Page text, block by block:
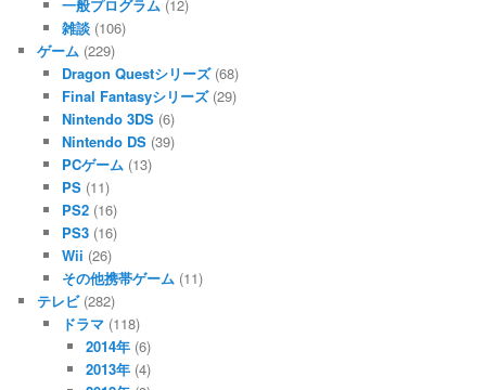
一般プログラム(12)
雑談(106)
ゲーム (229)
Dragon Questシリーズ(68)
Final Fantasyシリーズ(29)
Nintendo 3DS(6)
Nintendo DS(39)
PCゲーム(13)
PS(11)
PS2(16)
PS3(16)
Wii (26)
その他携帯ゲーム(11)
テレビ(282)
ドラマ(118)
2014年 (6)
2013年 (4)